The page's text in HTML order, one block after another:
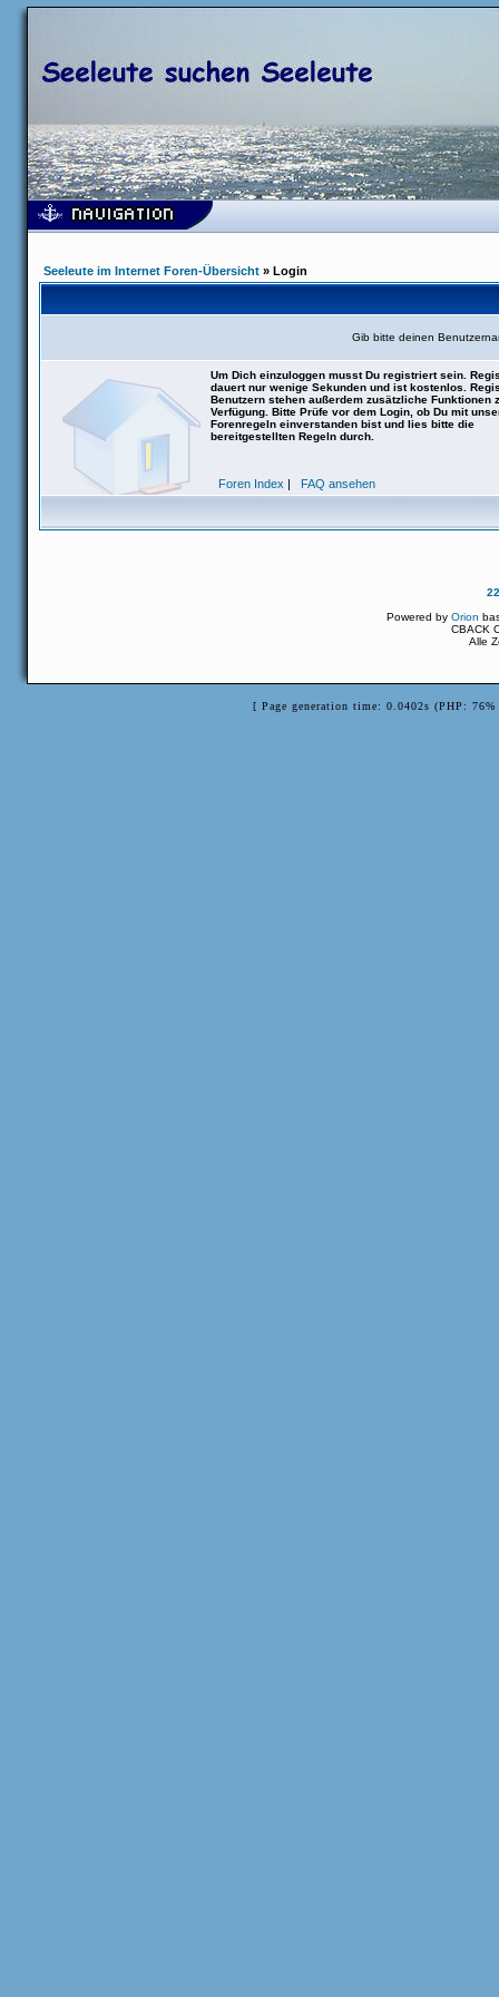
Seeleute im Internet Foren-Übersicht » Login
Gib bitte deinen
Um Dich einzuloggen musst Du registriert sein.
dauert nur wenige Sekunden und ist kostenlos.
Benutzern stehen außerdem zusätzliche Funktionen
Verfügung. Bitte Prüfe vor dem Login, ob Du mit
Forenregeln einverstanden bist und lies bitte die
bereitgestellten Regeln durch.
Foren Index | FAQ ansehen
Powered byOrion
CBACK
Alle
[ Page generation time: 0.0402s (PHP: